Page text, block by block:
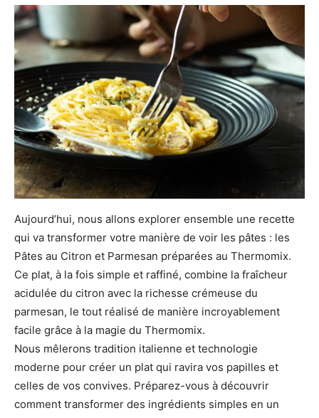
Aujourd’hui, nous allons explorer ensemble une recette
qui va transformer votre manière de voir les pâtes : les
Pâtes au Citron et Parmesan préparées au Thermomix.
Ce plat, à la fois simple et raffiné, combine la fraîcheur
acidulée du citron avec la richesse crémeuse du
parmesan, le tout réalisé de manière incroyablement
facile grâce à la magie du Thermomix.
Nous mêlerons tradition italienne et technologie
moderne pour créer un plat qui ravira vos papilles et
celles de vos convives. Préparez-vous à découvrir
comment transformer des ingrédients simples en un